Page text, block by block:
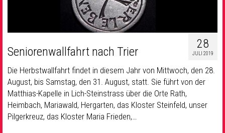
Gottesdienste & Sinnsuche
Sakramente & Feste
Gemeinschaft & Soziales
Musik& Kultur
Seelsorge & Kontakt
28
JULI 2019
Seniorenwallfahrt nach Trier
Die Herbstwallfahrt findet in diesem Jahr von Mittwoch, den 28.
August, bis Samstag, den 31. August, statt. Sie führt von der
Matthias-Kapelle in Lich-Steinstrass über die Orte Rath,
Heimbach, Mariawald, Hergarten, das Kloster Steinfeld, unser
Pilgerkreuz, das Kloster Maria Frieden,…